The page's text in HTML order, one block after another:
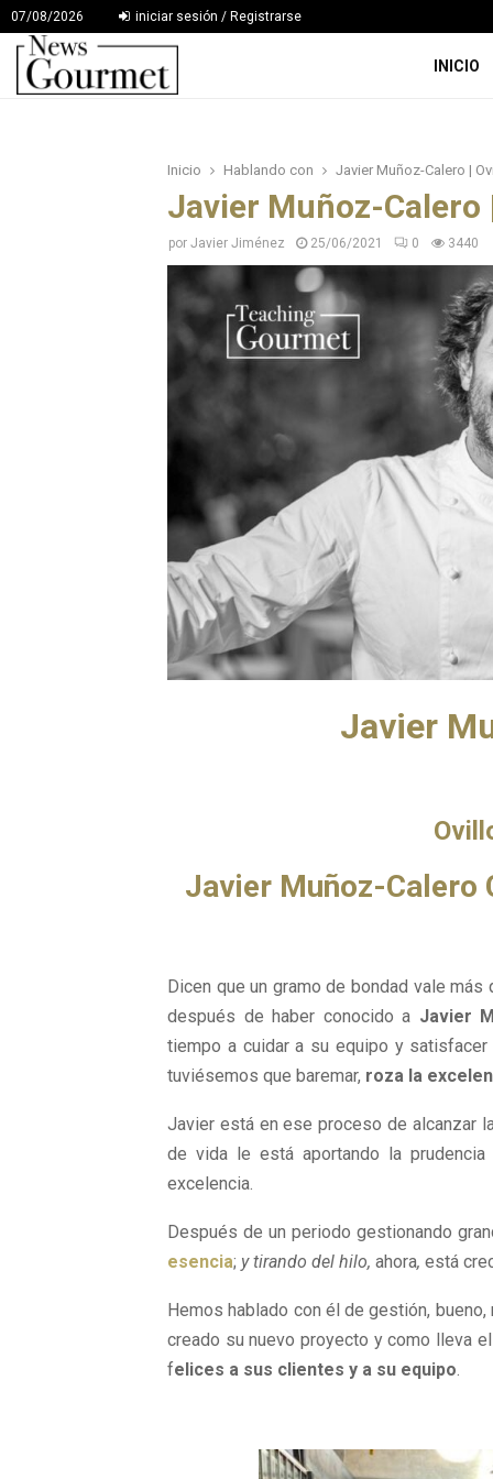
07/08/2026 iniciar sesión / Registrarse
INICIO
Inicio Hablando con Javier Muñoz-Calero |
Javier Muñoz-Calero
por Javier Jiménez 25/06/2021 0 3440
Javier
Javier Muñoz-Calero
Dicen que un gramo de bondad vale
después de haber conocido a Javier
tiempo a cuidar a su equipo y
tuviésemos que baremar, roza la
Javier está en ese proceso de alcanzar
de vida le está aportando la
excelencia.
Después de un periodo gestionando
esencia; y tirando del hilo, ahora, está
Hemos hablado con él de gestión,
creado su nuevo proyecto y como lleva
felices a sus clientes y a su equipo.